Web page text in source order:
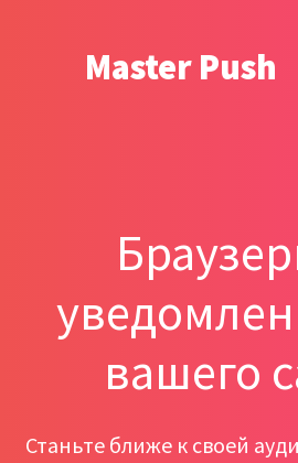
Master Push
вашего
Станьте ближе к своей